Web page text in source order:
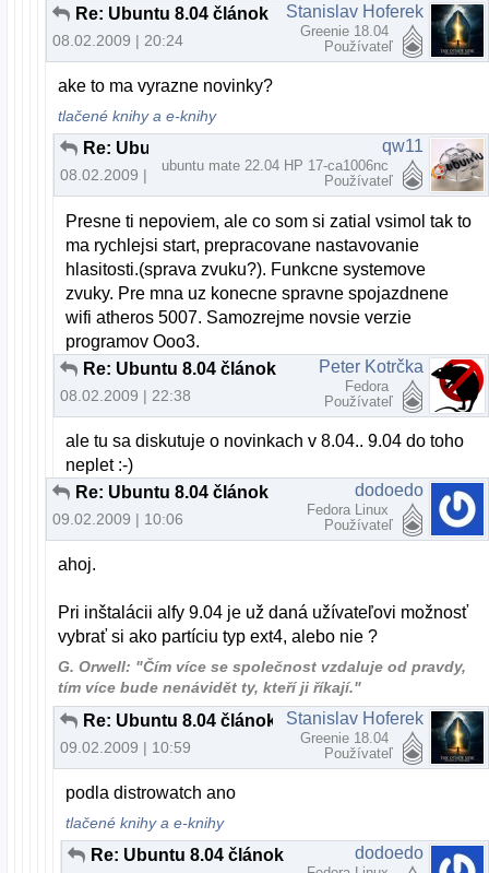
Re: Ubuntu 8.04 článok
08.02.2009 | 20:24
Stanislav Hoferek
Greenie 18.04
Používateľ
ake to ma vyrazne novinky?
tlačené knihy a e-knihy
Re: Ubuntu 8.04 článok
08.02.2009 | 21:17
qw11
ubuntu mate 22.04 HP 17-ca1006nc
Používateľ
Presne ti nepoviem, ale co som si zatial vsimol tak to
ma rychlejsi start, prepracovane nastavovanie
hlasitosti.(sprava zvuku?). Funkcne systemove
zvuky. Pre mna uz konecne spravne spojazdnene
wifi atheros 5007. Samozrejme novsie verzie
programov Ooo3.
Re: Ubuntu 8.04 článok
08.02.2009 | 22:38
Peter Kotrčka
Fedora
Používateľ
ale tu sa diskutuje o novinkach v 8.04.. 9.04 do toho
neplet :-)
Re: Ubuntu 8.04 článok
09.02.2009 | 10:06
dodoedo
Fedora Linux
Používateľ
ahoj.
Pri inštalácii alfy 9.04 je už daná užívateľovi možnosť
vybrať si ako partíciu typ ext4, alebo nie ?
G. Orwell: "Čím více se společnost vzdaluje od pravdy,
tím více bude nenávidět ty, kteří ji říkají."
Re: Ubuntu 8.04 článok
09.02.2009 | 10:59
Stanislav Hoferek
Greenie 18.04
Používateľ
podla distrowatch ano
tlačené knihy a e-knihy
Re: Ubuntu 8.04 článok dodoedo